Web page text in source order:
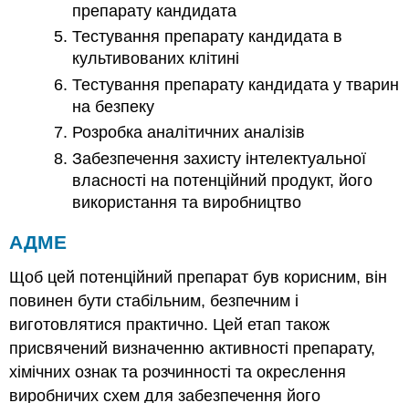
препарату кандидата
Тестування препарату кандидата в
культивованих клітині
Тестування препарату кандидата у тварин
на безпеку
Розробка аналітичних аналізів
Забезпечення захисту інтелектуальної
власності на потенційний продукт, його
використання та виробництво
АДМЕ
Щоб цей потенційний препарат був корисним, він
повинен бути стабільним, безпечним і
виготовлятися практично. Цей етап також
присвячений визначенню активності препарату,
хімічних ознак та розчинності та окреслення
виробничих схем для забезпечення його